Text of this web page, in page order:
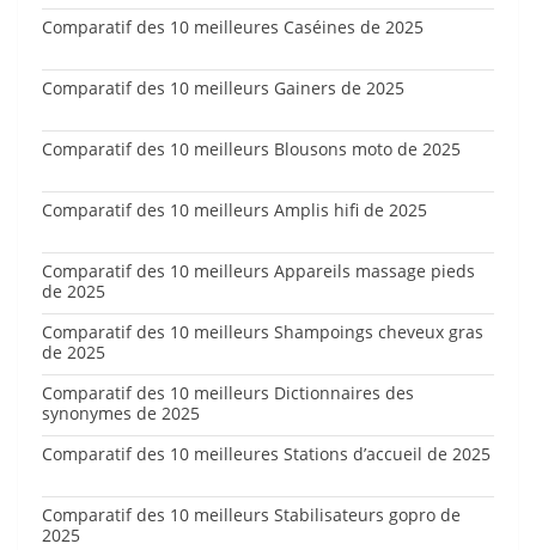
Comparatif des 10 meilleures Caséines de 2025
Comparatif des 10 meilleurs Gainers de 2025
Comparatif des 10 meilleurs Blousons moto de 2025
Comparatif des 10 meilleurs Amplis hifi de 2025
Comparatif des 10 meilleurs Appareils massage pieds
de 2025
Comparatif des 10 meilleurs Shampoings cheveux gras
de 2025
Comparatif des 10 meilleurs Dictionnaires des
synonymes de 2025
Comparatif des 10 meilleures Stations d’accueil de 2025
Comparatif des 10 meilleurs Stabilisateurs gopro de
2025